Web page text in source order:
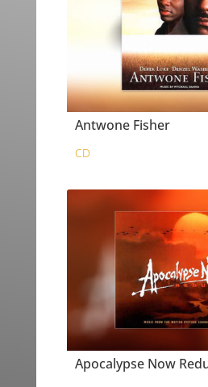
Antwone Fisher
CD
Apocalypse Now